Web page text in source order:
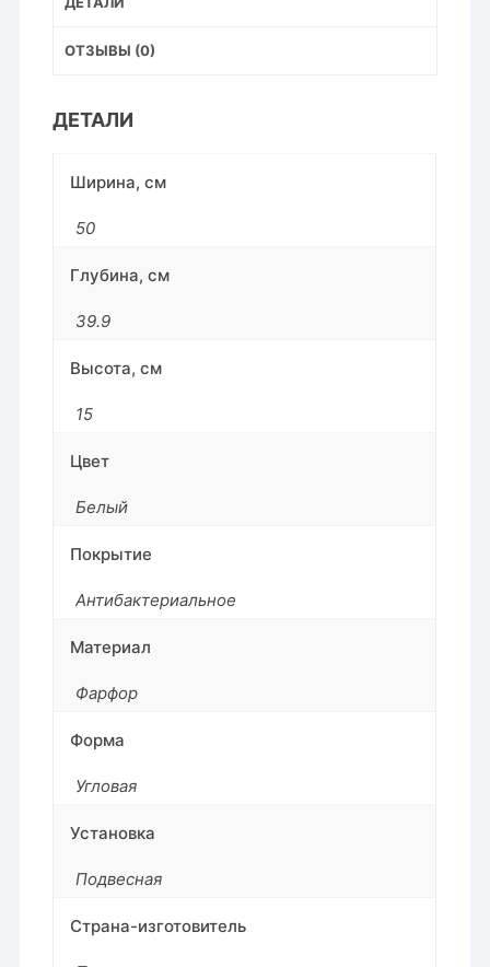
ОТЗЫВЫ (0)
ДЕТАЛИ
Ширина, см
50
Глубина, см
39.9
Высота, см
15
Цвет
Белый
Покрытие
Антибактериальное
Материал
Фарфор
Форма
Угловая
Установка
Подвесная
Страна-изготовитель